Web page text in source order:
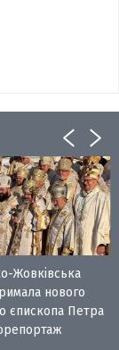
Жовківська
нового
єпископа Петра